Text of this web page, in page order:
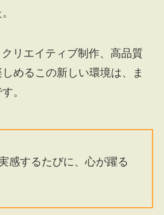
リエイティブ制作、高品質
めるこの新しい環境は、ま
。
感するたびに、心が躍る